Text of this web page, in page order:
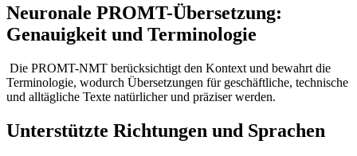
Neuronale PROMT-Übersetzung:
Genauigkeit und Terminologie
Die PROMT-NMT berücksichtigt den Kontext und bewahrt die
Terminologie, wodurch Übersetzungen für geschäftliche, technische
und alltägliche Texte natürlicher und präziser werden.
Unterstützte Richtungen und Sprachen